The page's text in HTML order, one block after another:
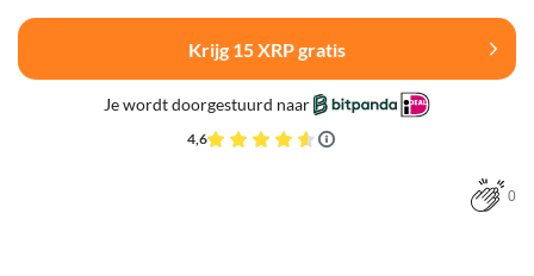
Krijg 15 XRP gratis
Je wordt doorgestuurd naar
4,6
0